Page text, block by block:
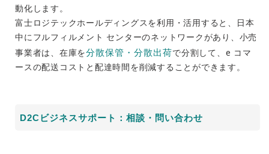
動化します 。
富士ロジテックホールディングスを利用・活用すると、日本
中にフルフィルメント センターのネットワークがあり、小売
事業者は、在庫を分散保管・分散出荷で分割して、e コマ
ースの配送コストと配達時間を削減することができます。
D2Cビジネスサポート：相談・問い合わせ